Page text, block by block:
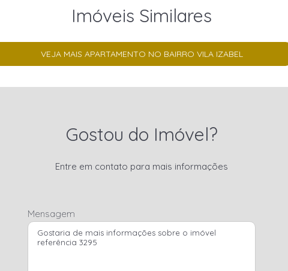
Imóveis Similares
VEJA MAIS APARTAMENTO NO BAIRRO VILA IZABEL
Gostou do Imóvel?
Entre em contato para mais informações
Mensagem